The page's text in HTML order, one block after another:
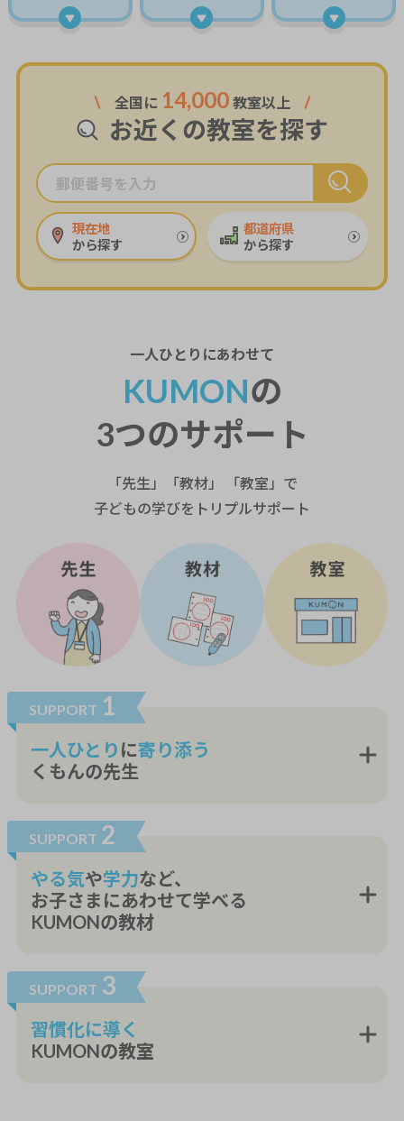
全国に 14,000 教室以上
お近くの教室を探す
現在地
から探す
都道府県
から探す
一人ひとり にあわせて
KUMONの
3つのサポート
「先生」「教材」 「教室」で
子どもの学びをトリプルサポート
SUPPORT 1
一人ひとり に寄り添う
くもんの先生
SUPPORT 2
やる気や学力など、
お子さまにあわせて学べる
KUMONの教材
SUPPORT 3
習慣化に導く
KUMONの教室